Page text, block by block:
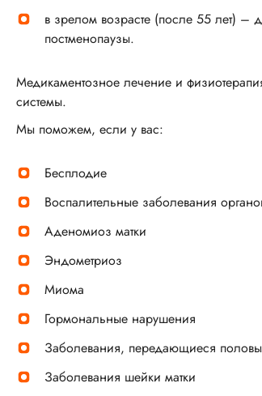
в зрелом возрасте (после 55 лет) –
постменопаузы.
Медикаментозное лечение и
системы.
Мы поможем, если у вас:
Бесплодие
Воспалительные заболевания
Аденомиоз матки
Эндометриоз
Миома
Гормональные нарушения
Заболевания, передающиеся
Заболевания шейки матки